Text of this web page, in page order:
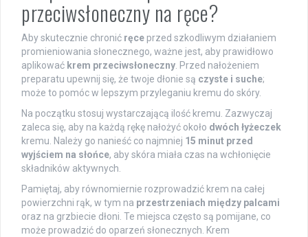
przeciwsłoneczny na ręce?
Aby skutecznie chronić ręce przed szkodliwym działaniem
promieniowania słonecznego, ważne jest, aby prawidłowo
aplikować krem przeciwsłoneczny. Przed nałożeniem
preparatu upewnij się, że twoje dłonie są czyste i suche;
może to pomóc w lepszym przyleganiu kremu do skóry.
Na początku stosuj wystarczającą ilość kremu. Zazwyczaj
zaleca się, aby na każdą rękę nałożyć około dwóch łyżeczek
kremu. Należy go nanieść co najmniej 15 minut przed
wyjściem na słońce, aby skóra miała czas na wchłonięcie
składników aktywnych.
Pamiętaj, aby równomiernie rozprowadzić krem na całej
powierzchni rąk, w tym na przestrzeniach między palcami
oraz na grzbiecie dłoni. Te miejsca często są pomijane, co
może prowadzić do oparzeń słonecznych. Krem